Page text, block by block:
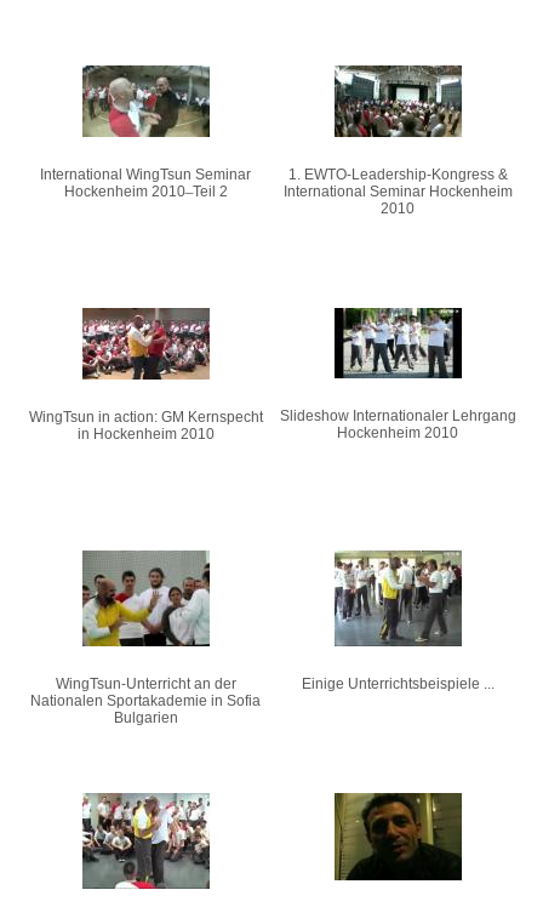
International WingTsun Seminar
Hockenheim 2010 ̶ Teil 2
1. EWTO-Leadership-Kongress &
International Seminar Hockenheim
2010
WingTsun in action: GM Kernspecht
in Hockenheim 2010
Slideshow Internationaler Lehrgang
Hockenheim 2010
WingTsun-Unterricht an der
Nationalen Sportakademie in Sofia
Bulgarien
Einige Unterrichtsbeispiele ...